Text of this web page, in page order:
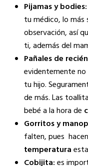
Pijamas y bodies:
tu médico, lo más
observación, así
ti, además del
Pañales de
evidentemente
tu hijo.
de más. Las
bebé a la hora de
Gorritos y
falten, pues
temperatura
Cobijita:es